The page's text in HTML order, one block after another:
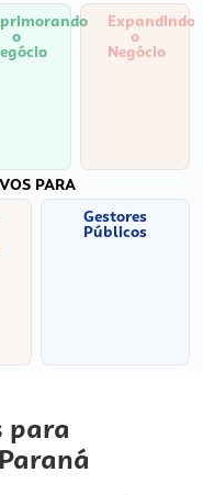
o
Expandindo
o
Negócio
PARA
Gestores
Públicos
para